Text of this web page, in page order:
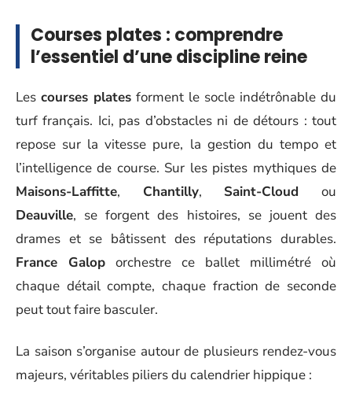
Courses plates : comprendre
l’essentiel d’une discipline reine
Les courses plates forment le socle indétrônable du
turf français. Ici, pas d’obstacles ni de détours : tout
repose sur la vitesse pure, la gestion du tempo et
l’intelligence de course. Sur les pistes mythiques de
Maisons-Laffitte, Chantilly, Saint-Cloud ou
Deauville, se forgent des histoires, se jouent des
drames et se bâtissent des réputations durables.
France Galop orchestre ce ballet millimétré où
chaque détail compte, chaque fraction de seconde
peut tout faire basculer.
La saison s’organise autour de plusieurs rendez-vous
majeurs, véritables piliers du calendrier hippique :